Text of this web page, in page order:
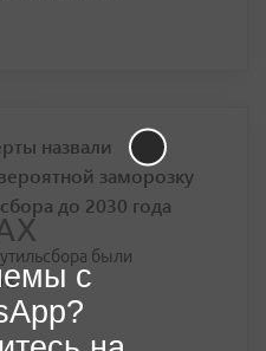
назвали
заморозку
до 2030 года
были
с